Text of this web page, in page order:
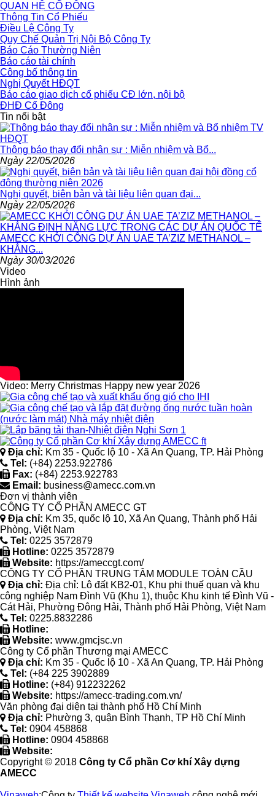
QUAN HỆ CỔ ĐÔNG
Thông Tin Cổ Phiếu
Điều Lệ Công Ty
Quy Chế Quản Trị Nội Bộ Công Ty
Báo Cáo Thường Niên
Báo cáo tài chính
Công bố thông tin
Nghị Quyết HĐQT
Báo cáo giao dịch cổ phiếu CĐ lớn, nội bộ
ĐHĐ Cổ Đông
Tin nổi bật
Thông báo thay đổi nhân sự : Miễn nhiệm và Bổ...
Ngày 22/05/2026
Nghị quyết, biên bản và tài liệu liên quan đại...
Ngày 22/05/2026
AMECC KHỞI CÔNG DỰ ÁN UAE TA’ZIZ METHANOL –
KHẲNG...
Ngày 30/03/2026
Video
Hình ảnh
Video: Merry Christmas Happy new year 2026
Địa chỉ: Km 35 - Quốc lộ 10 - Xã An Quang, TP. Hải Phòng
Tel: (+84) 2253.922786
Fax: (+84) 2253.922783
Email: business@amecc.com.vn
Đơn vị thành viên
CÔNG TY CỔ PHẦN AMECC GT
Địa chỉ: Km 35, quốc lộ 10, Xã An Quang, Thành phố Hải
Phòng, Việt Nam
Tel: 0225 3572879
Hotline: 0225 3572879
Website: https://ameccgt.com/
CÔNG TY CỔ PHẦN TRUNG TÂM MODULE TOÀN CẦU
Địa chỉ: Địa chỉ: Lô đất KB2-01, Khu phi thuế quan và khu
công nghiệp Nam Đình Vũ (Khu 1), thuộc Khu kinh tế Đình Vũ -
Cát Hải, Phường Đông Hải, Thành phố Hải Phòng, Việt Nam
Tel: 0225.8832286
Hotline:
Website: www.gmcjsc.vn
Công ty Cổ phần Thương mại AMECC
Địa chỉ: Km 35 - Quốc lộ 10 - Xã An Quang, TP. Hải Phòng
Tel: (+84 225 3902889
Hotline: (+84) 912232262
Website: https://amecc-trading.com.vn/
Văn phòng đại diện tại thành phố Hồ Chí Minh
Địa chỉ: Phường 3, quận Bình Thạnh, TP Hồ Chí Minh
Tel: 0904 458868
Hotline: 0904 458868
Website:
Copyright © 2018 Công ty Cổ phần Cơ khí Xây dựng
AMECC